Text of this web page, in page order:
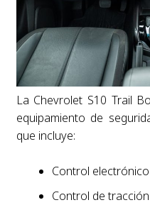
La Chevrolet S10 Trail
equipamiento de
que incluye:
Control
Control de